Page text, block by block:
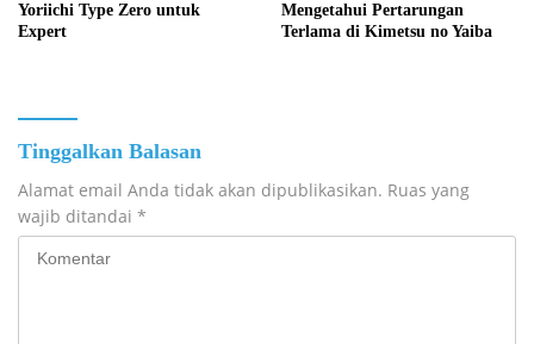
Yoriichi Type Zero untuk
Expert
Mengetahui Pertarungan
Terlama di Kimetsu no Yaiba
Tinggalkan Balasan
Alamat email Anda tidak akan dipublikasikan. Ruas yang
wajib ditandai *